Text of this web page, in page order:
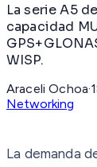
La serie A5
capacidad
WISP.
Araceli Ochoa·
Networking
La demanda